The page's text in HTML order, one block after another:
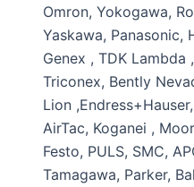
Omron, Yokogawa,
Yaskawa, Panasonic,
Genex , TDK Lambda
Triconex, Bently
Lion
AirTac, Koganei ,
Festo, PULS, SMC,
Tamagawa, Parker,